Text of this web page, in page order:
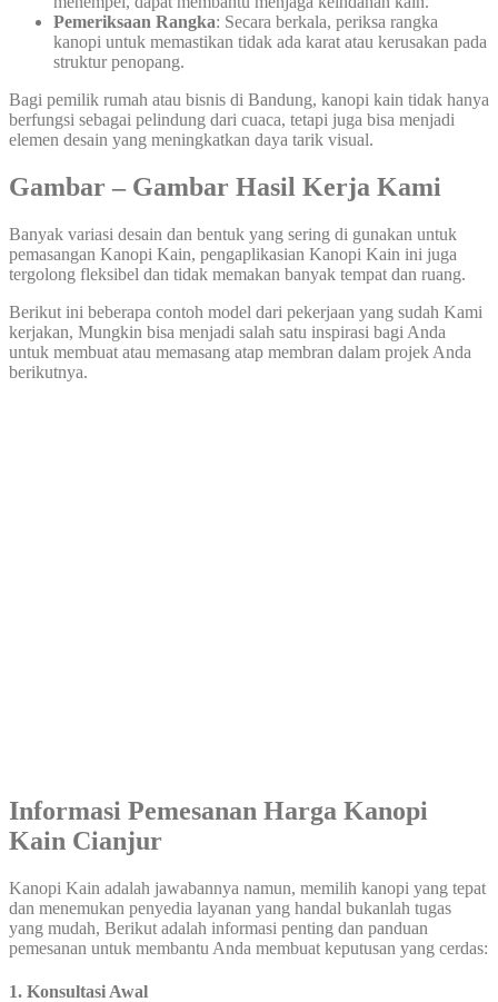
Pemeriksaan Rangka: Secara berkala, periksa rangka
kanopi untuk memastikan tidak ada karat atau kerusakan pada
struktur penopang.
Bagi pemilik rumah atau bisnis di Bandung, kanopi kain tidak hanya
berfungsi sebagai pelindung dari cuaca, tetapi juga bisa menjadi
elemen desain yang meningkatkan daya tarik visual.
Gambar – Gambar Hasil Kerja Kami
Banyak variasi desain dan bentuk yang sering di gunakan untuk
pemasangan Kanopi Kain, pengaplikasian Kanopi Kain ini juga
tergolong fleksibel dan tidak memakan banyak tempat dan ruang.
Berikut ini beberapa contoh model dari pekerjaan yang sudah Kami
kerjakan, Mungkin bisa menjadi salah satu inspirasi bagi Anda
untuk membuat atau memasang atap membran dalam projek Anda
berikutnya.
Informasi Pemesanan Harga Kanopi
Kain Cianjur
Kanopi Kain adalah jawabannya namun, memilih kanopi yang tepat
dan menemukan penyedia layanan yang handal bukanlah tugas
yang mudah, Berikut adalah informasi penting dan panduan
pemesanan untuk membantu Anda membuat keputusan yang cerdas:
1. Konsultasi Awal